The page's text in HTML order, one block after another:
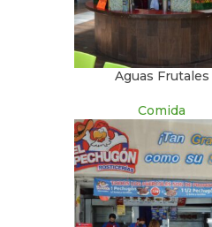
Aguas Frutales
Comida